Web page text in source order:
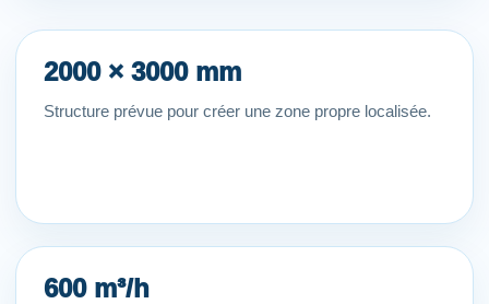
2000 × 3000 mm
Structure prévue pour créer une zone propre localisée.
600 m³/h